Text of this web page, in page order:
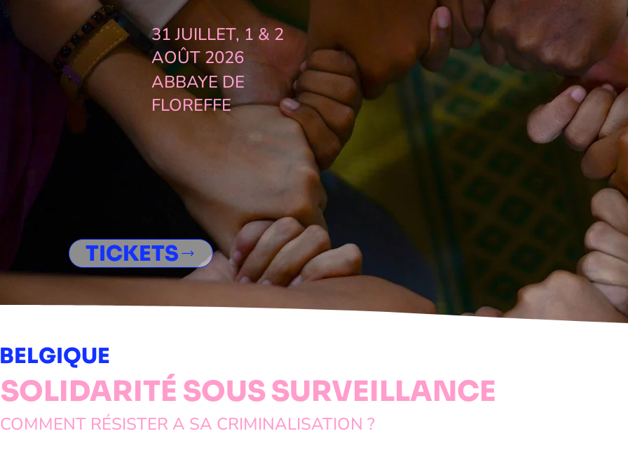
31 JUILLET, 1 & 2
AOÛT 2026
ABBAYE DE
FLOREFFE
TICKETS
BELGIQUE
SOLIDARITÉ SOUS SURVEILLANCE
COMMENT RÉSISTER A SA CRIMINALISATION ?